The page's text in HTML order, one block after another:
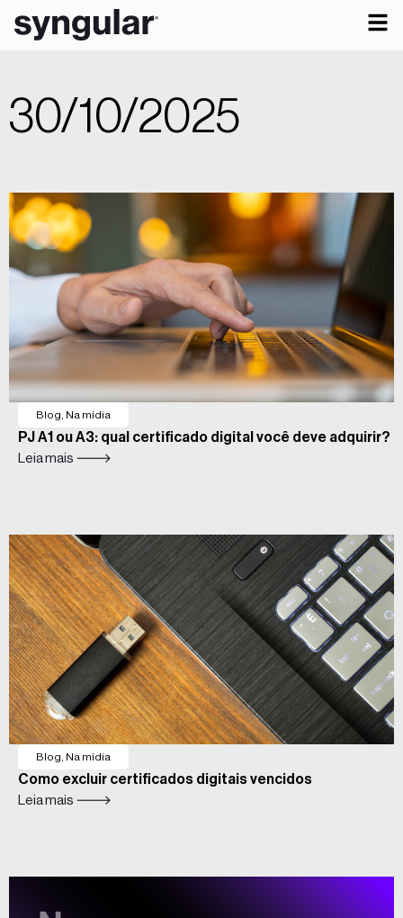
30/10/2025
Blog Na mídia
PJ A1 ou A3: qual certificado digital você deve adquirir?
Leia mais 🡒
Blog Na mídia
Como excluir certificados digitais vencidos
Leia mais 🡒